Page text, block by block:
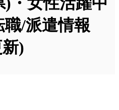
/派遣情報
)